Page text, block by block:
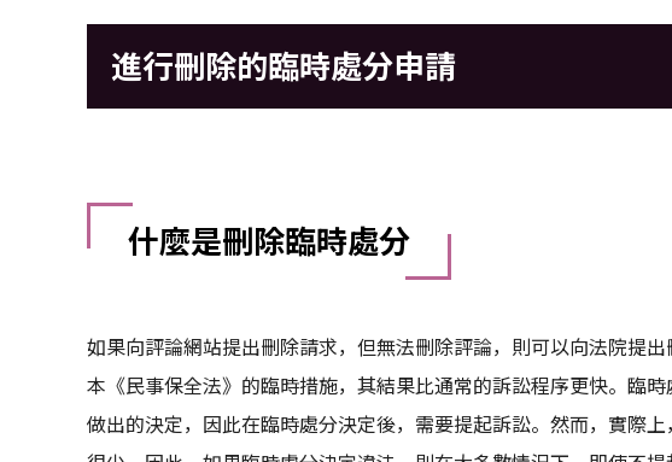
進行刪除的臨時處分申請
什麼是刪除臨時處分
如果向評論網站提出刪除請求，但無法刪除評論，則可以向法院提
本《民事保全法》的臨時措施，其結果比通常的訴訟程序更快。臨
做出的決定，因此在臨時處分決定後，需要提起訴訟。然而，實際